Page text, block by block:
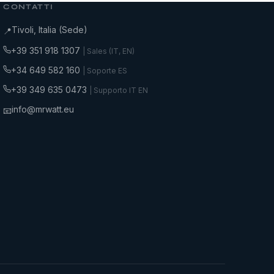
CONTATTI
📍Tivoli, Italia (Sede)
+39 351 918 1307
| Sales (IT, EN)
+34 649 582 160 | Soporte ES
+39 349 635 0473 | Supporto IT EN
📧info@mrwatt.eu